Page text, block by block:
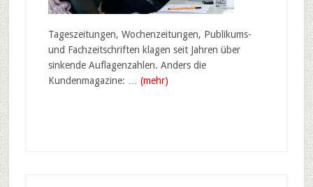
Tageszeitungen, Wochenzeitungen, Publikums-
und Fachzeitschriften klagen seit Jahren über
sinkende Auflagenzahlen. Anders die
Kundenmagazine: … (mehr)